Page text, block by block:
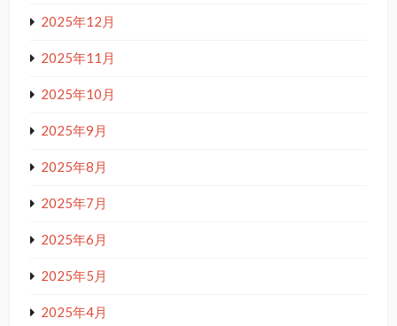
2025年12月
2025年11月
2025年10月
2025年9月
2025年8月
2025年7月
2025年6月
2025年5月
2025年4月